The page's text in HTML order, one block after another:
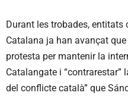
Durant les trobades, entitats
Catalana ja han avançat
protesta per mantenir la
Catalangate i “contrarestar”
del conflicte català” que